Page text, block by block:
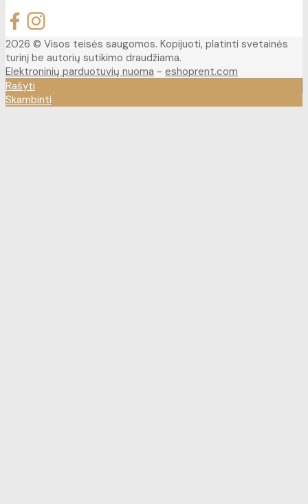
2026 © Visos teisės saugomos. Kopijuoti, platinti svetainės
turinį be autorių sutikimo draudžiama.
Elektroninių parduotuvių nuoma - eshoprent.com
Rašyti
Skambinti